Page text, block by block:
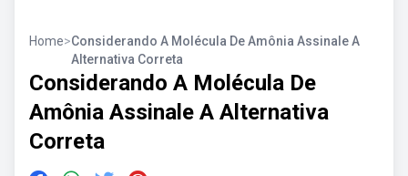
Home>Considerando A Molécula De Amônia Assinale A
Alternativa Correta
Considerando A Molécula De
Amônia Assinale A Alternativa
Correta